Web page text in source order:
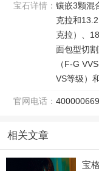
宝石详情： 镶嵌3颗混
克拉和
克拉）、
面包型切
（F-G
VS等级）
官网电话：
相关文章
宝